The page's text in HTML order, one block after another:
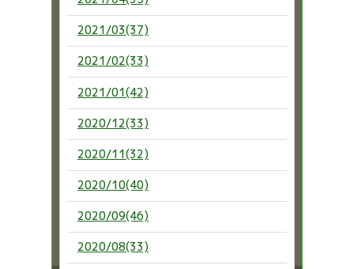
2021/03(37)
2021/02(33)
2021/01(42)
2020/12(33)
2020/11(32)
2020/10(40)
2020/09(46)
2020/08(33)